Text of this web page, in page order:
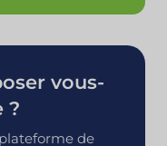
vous-
?
de